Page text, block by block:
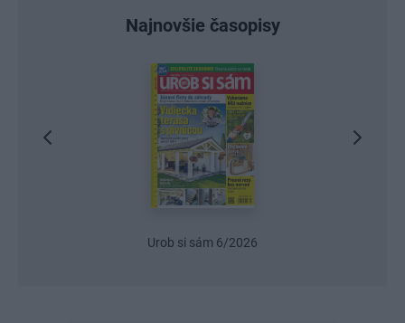
Najnovšie časopisy
Urob si sám 6/2026